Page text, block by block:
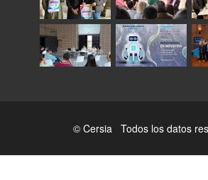
© Cersia Todos los datos